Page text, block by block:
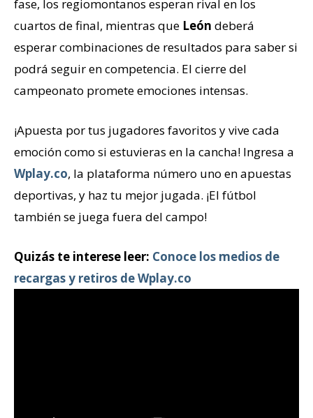
fase, los regiomontanos esperan rival en los
cuartos de final, mientras que León deberá
esperar combinaciones de resultados para saber si
podrá seguir en competencia. El cierre del
campeonato promete emociones intensas.
¡Apuesta por tus jugadores favoritos y vive cada
emoción como si estuvieras en la cancha! Ingresa a
Wplay.co, la plataforma número uno en apuestas
deportivas, y haz tu mejor jugada. ¡El fútbol
también se juega fuera del campo!
Quizás te interese leer: Conoce los medios de
recargas y retiros de Wplay.co